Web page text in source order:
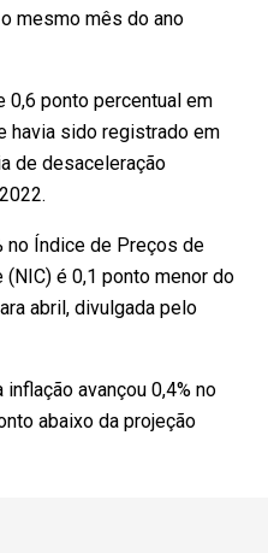
mesmo mês do ano
0,6 ponto percentual em
havia sido registrado em
de desaceleração
no Índice de Preços de
é 0,1 ponto menor do
abril, divulgada pelo
avançou 0,4% no
abaixo da projeção